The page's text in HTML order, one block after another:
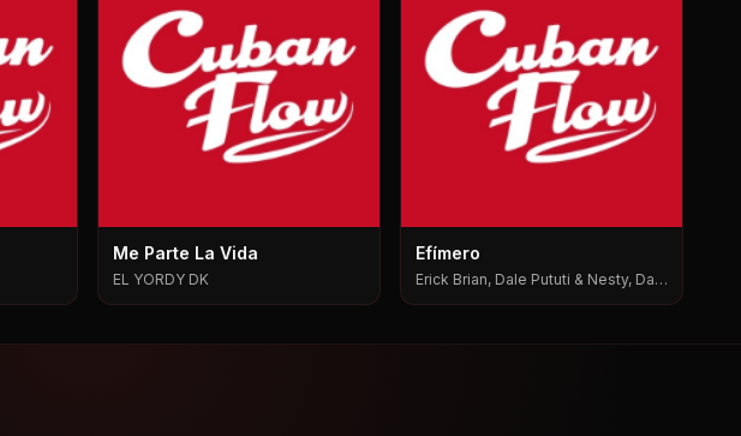
Me Parte La Vida
EL YORDY DK
Efímero
Erick Brian, Dale Pututi & Nesty, Dale